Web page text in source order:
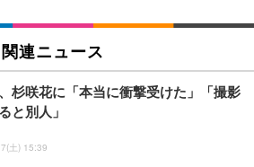
オフィスチェア／デスクチェア メッシ
人間工学 疲れない ブラック
フィスチェア デスクチェア 疲れない テレ
ェア 強化バックレスト 30度ロッキング機
学 椅子 腰サポート 90度跳ね上げ式アーム
ネス向けプレミアムモニター | FlexScan
27"ゲーミングモニター DualSense 充電
（CFI-ZDM1J）
ーシック ペットシーツ 厚型 ワイド 42枚
) ホワイト(吸収面:ライトブルー)
ライフ ネオ・オムツ L 中型犬用 26枚入
関連ニュース
杉咲花に「本当に衝撃受けた」「撮影
と別人」
土) 15:39